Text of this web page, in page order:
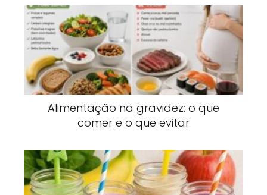
Alimentação na gravidez: o que
comer e o que evitar